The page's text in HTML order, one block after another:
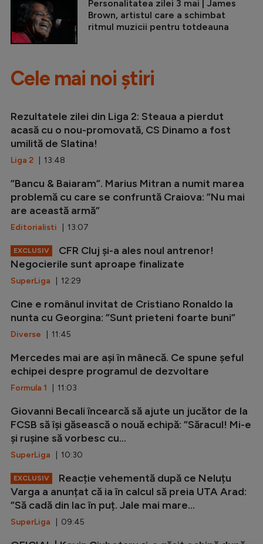
Personalitatea zilei 3 mai | James
Brown, artistul care a schimbat
ritmul muzicii pentru totdeauna
Cele mai noi știri
Rezultatele zilei din Liga 2: Steaua a pierdut
acasă cu o nou-promovată, CS Dinamo a fost
umilită de Slatina!
Liga 2 | 13:48
”Bancu & Baiaram”. Marius Mitran a numit marea
problemă cu care se confruntă Craiova: ”Nu mai
are această armă”
Editorialisti | 13:07
EXCLUSIV
CFR Cluj și-a ales noul antrenor!
Negocierile sunt aproape finalizate
SuperLiga | 12:29
Cine e românul invitat de Cristiano Ronaldo la
nunta cu Georgina: ”Sunt prieteni foarte buni”
Diverse | 11:45
Mercedes mai are ași în mânecă. Ce spune șeful
echipei despre programul de dezvoltare
Formula 1 | 11:03
Giovanni Becali încearcă să ajute un jucător de la
FCSB să își găsească o nouă echipă: ”Săracul! Mi-e
și rușine să vorbesc cu...
SuperLiga | 10:30
EXCLUSIV
Reacție vehementă după ce Neluțu
Varga a anunțat că ia în calcul să preia UTA Arad:
”Să cadă din lac în puț. Jale mai mare...
SuperLiga | 09:45